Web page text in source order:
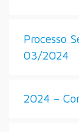
Processo
03/2024
2024 –